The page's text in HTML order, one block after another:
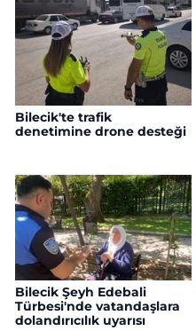
Bilecik'te trafik
denetimine drone desteği
Bilecik Şeyh Edebali
Türbesi'nde vatandaşlara
dolandırıcılık uyarısı